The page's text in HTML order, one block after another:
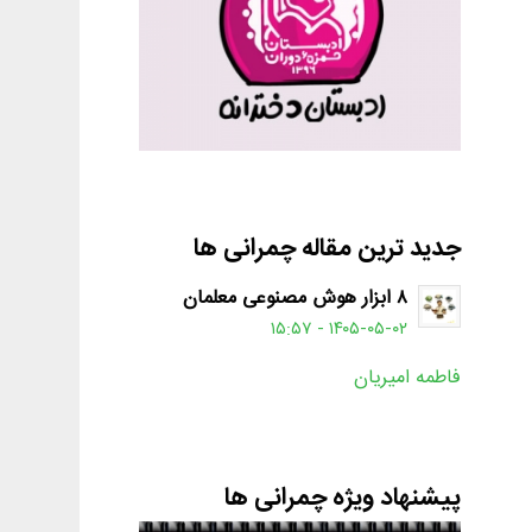
جدید ترین مقاله چمرانی ها
۸ ابزار هوش مصنوعی معلمان
۱۴۰۵-۰۵-۰۲ - ۱۵:۵۷
فاطمه امیریان
پیشنهاد ویژه چمرانی ها